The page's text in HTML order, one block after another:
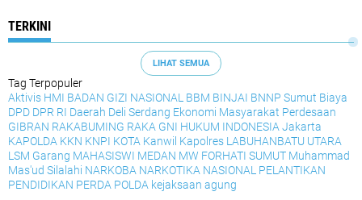
TERKINI
LIHAT SEMUA
Tag Terpopuler
Aktivis HMI BADAN GIZI NASIONAL BBM BINJAI BNNP Sumut Biaya
DPD DPR RI Daerah Deli Serdang Ekonomi Masyarakat Perdesaan
GIBRAN RAKABUMING RAKA GNI HUKUM INDONESIAJakarta
KAPOLDA KKN KNPI KOTA Kanwil Kapolres LABUHANBATU UTARA
LSM Garang MAHASISWI MEDAN MW FORHATI SUMUT Muhammad
Mas'ud Silalahi NARKOBA NARKOTIKA NASIONAL PELANTIKAN
PENDIDIKAN PERDA POLDA kejaksaan agung